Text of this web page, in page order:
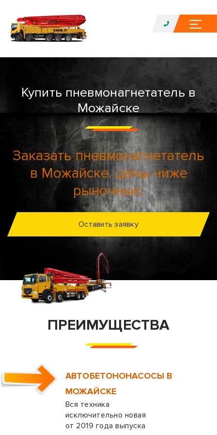
Купить пневмонагнетатель в
Можайске
Заказать пневмонагнетатель
в Можайске, цены ниже
рыночных.
Оставить заявку
ПРЕИМУЩЕСТВА
АВТОБЕТОНОНАСОСЫ В
МОЖАЙСКЕ
Вся техника
исключительно новая
от 2019 года выпуска